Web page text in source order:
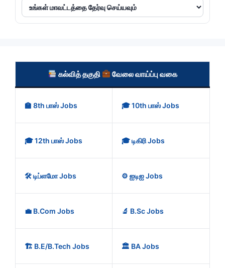
கல்வித் தகுதி வேலை வாய்ப்பு வகை
🏫 8th பாஸ் Jobs 🎓 10th பாஸ் Jobs
🎓 12th பாஸ் Jobs 🎓 டிகிரி Jobs
🛠️ டிப்ளமோ Jobs ⚙️ ஐடிஐ Jobs
💼 B.Com Jobs 🔬 B.Sc Jobs
🏗️ B.E/B.Tech Jobs 🏛️ BA Jobs